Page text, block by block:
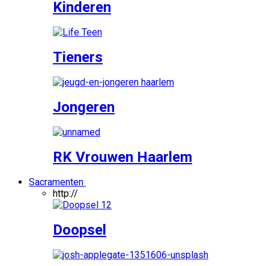
Kinderen
Tieners
Jongeren
RK Vrouwen Haarlem
Sacramenten
http://
Doopsel